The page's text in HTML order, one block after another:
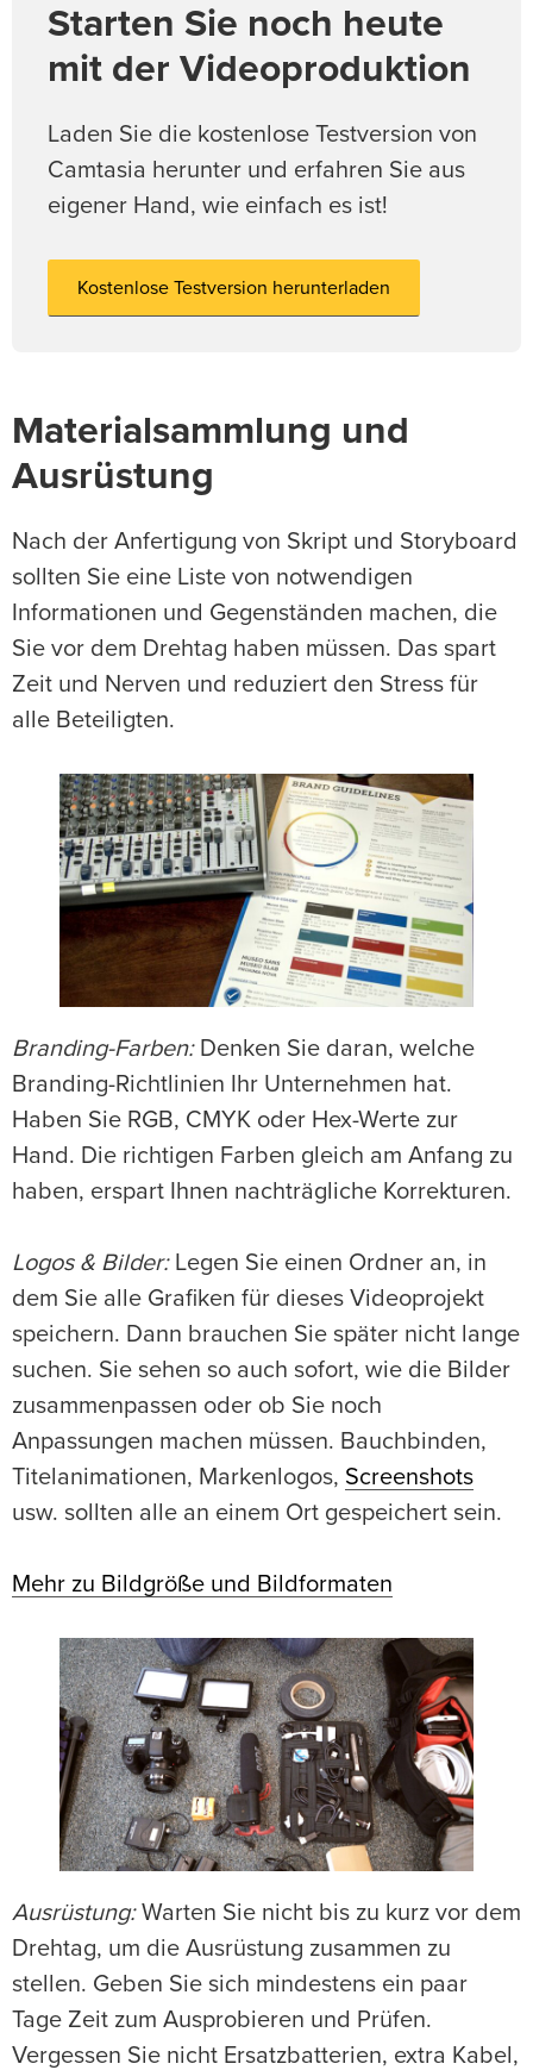
Starten Sie noch heute
mit der Videoproduktion
Laden Sie die kostenlose Testversion von
Camtasia herunter und erfahren Sie aus
eigener Hand, wie einfach es ist!
Kostenlose Testversion herunterladen
Materialsammlung und
Ausrüstung
Nach der Anfertigung von Skript und Storyboard
sollten Sie eine Liste von notwendigen
Informationen und Gegenständen machen, die
Sie vor dem Drehtag haben müssen. Das spart
Zeit und Nerven und reduziert den Stress für
alle Beteiligten.
Branding-Farben:Denken Sie daran, welche
Branding-Richtlinien Ihr Unternehmen hat.
Haben Sie RGB, CMYK oder Hex-Werte zur
Hand. Die richtigen Farben gleich am Anfang zu
haben, erspart Ihnen nachträgliche Korrekturen.
Logos & Bilder:Legen Sie einen Ordner an, in
dem Sie alle Grafiken für dieses Videoprojekt
speichern. Dann brauchen Sie später nicht lange
suchen. Sie sehen so auch sofort, wie die Bilder
zusammenpassen oder ob Sie noch
Anpassungen machen müssen. Bauchbinden,
Titelanimationen, Markenlogos, Screenshots
usw. sollten alle an einem Ort gespeichert sein.
Mehr zu Bildgröße und Bildformaten
Ausrüstung:Warten Sie nicht bis zu kurz vor dem
Drehtag, um die Ausrüstung zusammen zu
stellen. Geben Sie sich mindestens ein paar
Tage Zeit zum Ausprobieren und Prüfen.
Vergessen Sie nicht Ersatzbatterien, extra Kabel,